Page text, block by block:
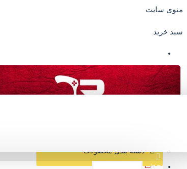
منوی سایت
سبد خرید
درباره ما
سوالات متداول
مشاهده سریع
دسته بندی محصولات
ورود